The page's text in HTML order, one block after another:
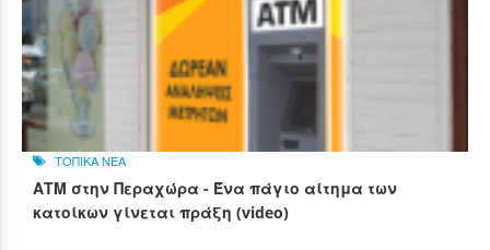
ΤΟΠΙΚΑ ΝΕΑ
ΑΤΜ στην Περαχώρα - Ένα πάγιο αίτημα των
κατοίκων γίνεται πράξη (video)